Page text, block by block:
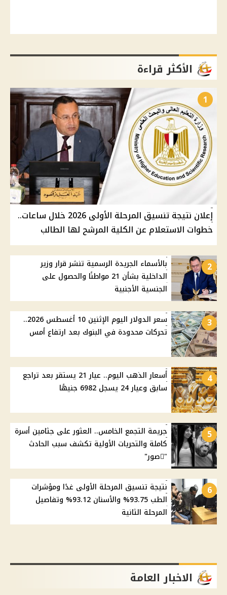
الأكثر قراءة
1
إعلان نتيجة تنسيق المرحلة الأولى 2026 خلال ساعات..
خطوات الاستعلام عن الكلية المرشح لها الطالب
2
بالأسماء الجريدة الرسمية تنشر قرار وزير
الداخلية بشأن 21 مواطنًا والحصول على
الجنسية الأجنبية
3
سعر الدولار اليوم الإثنين 10 أغسطس 2026..
تحركات محدودة في البنوك بعد ارتفاع أمس
4
أسعار الذهب اليوم.. عيار 21 يستقر بعد تراجع
سابق وعيار 24 يسجل 6982 جنيهًا
5
جريمة التجمع الخامس.. العثور على جثامين أسرة
كاملة والتحريات الأولية تكشف سبب الحادث
"ًصور"
6
نتيجة تنسيق المرحلة الأولى غدًا ومؤشرات
الطب 93.75% والأسنان 93.12% وتفاصيل
المرحلة الثانية
الاخبار العامة